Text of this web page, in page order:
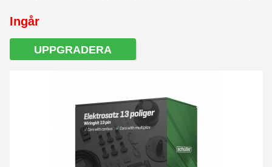
Ingår
UPPGRADERA